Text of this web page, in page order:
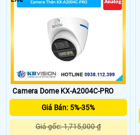
Camera Dome KX-A2004C-PRO
Giá Bán: 5%-35%
Giá gốc: 1,715,000 ₫